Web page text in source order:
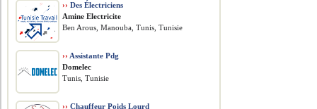
›› Des Électriciens
Amine Electricite
Ben Arous, Manouba, Tunis, Tunisie
›› Assistante Pdg
Domelec
Tunis, Tunisie
›› Chauffeur Poids Lourd